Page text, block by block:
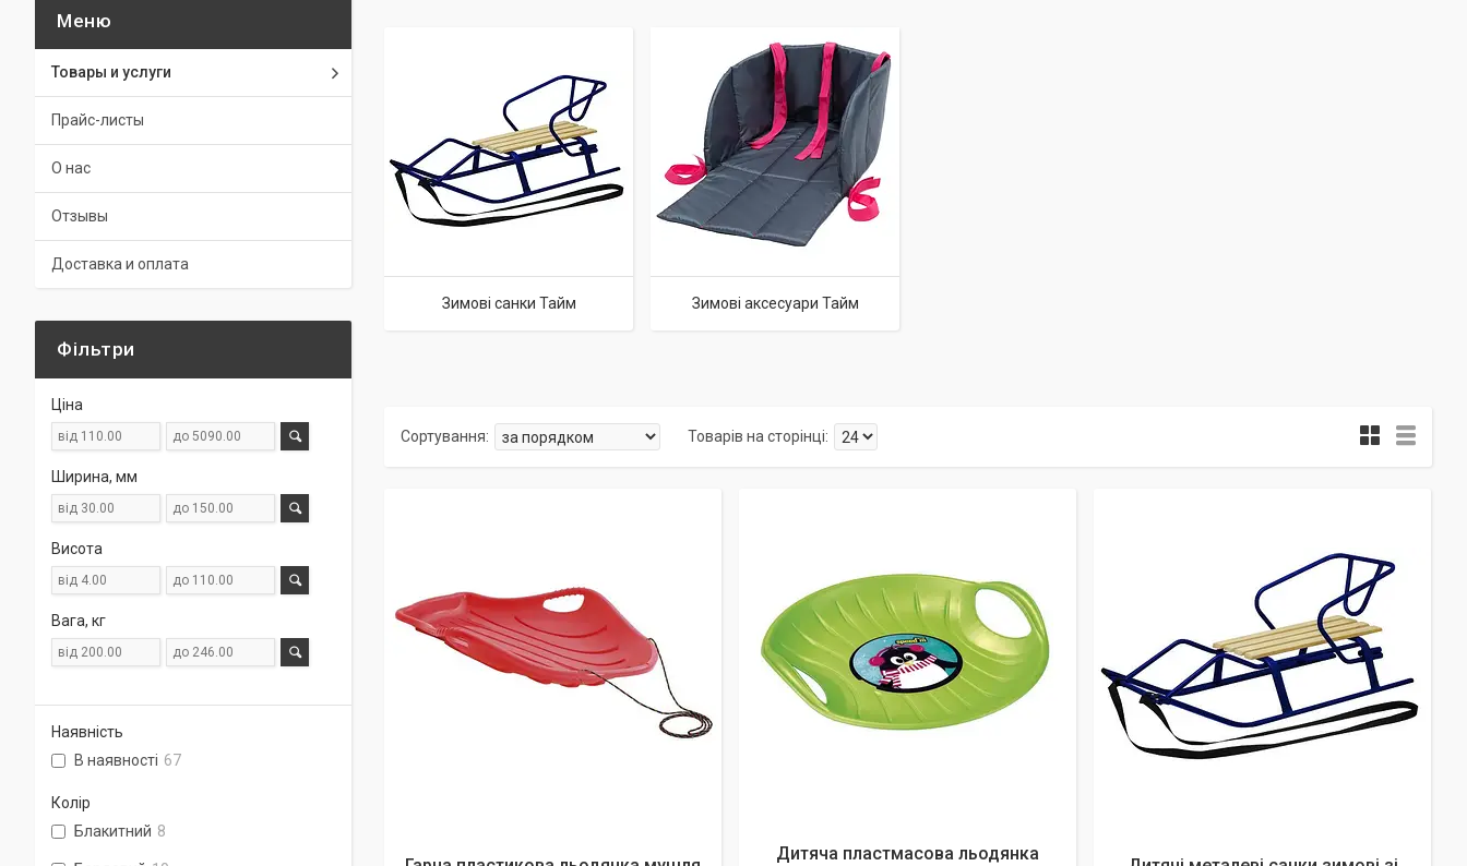
Зимові санки Тайм Зимові аксесуари Тайм
Дитяча пластмасова льодянка
Товары и услуги
Прайс-листы
О нас
Отзывы
Доставка и оплата
Фільтри
Ціна
Ширина, мм
Висота
Вага, кг
Наявність
В наявності 67
Колір
Блакитний 8